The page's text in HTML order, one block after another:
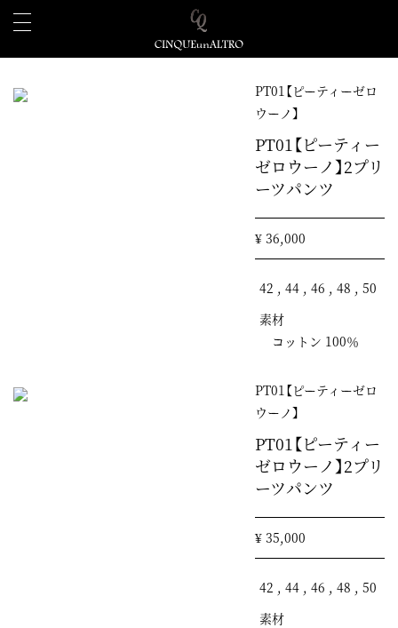
PT01【ピーティーゼロ
ウーノ】
PT01【ピーティー
ゼロウーノ】2プリ
ーツパンツ
¥ 36,000
42 , 44 , 46 , 48 , 50
素材
コットン 100％
PT01【ピーティーゼロ
ウーノ】
PT01【ピーティー
ゼロウーノ】2プリ
ーツパンツ
¥ 35,000
42 , 44 , 46 , 48 , 50
素材